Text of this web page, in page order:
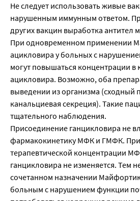
Не следует использовать живые
нарушенным иммунным ответом.
других вакцин выработка антител
При одновременном применении
ацикловира у больных с
могут повышаться концентрации в
ацикловира. Возможно, оба
выведении из организма (сходный
канальциевая секреция). Такие
тщательного наблюдения.
Присоединение ганцикловира не
фармакокинетику МФК и ГМФК.
терапевтической концентрации
ганцикловира не изменяется. Тем
сочетанном назначении
больным с нарушением функции